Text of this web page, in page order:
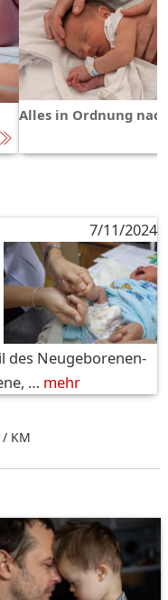
Alles in Ordnung
7/11/2024
des Neugeborenen-
… mehr
/ KM